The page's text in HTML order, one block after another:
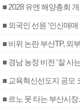
■ 2028 유엔 해양총회
■ 외국인 선원 ‘인신매
■ 비위 논란 부산TP, 외
■ 경남 농정 비전 ‘잘 사
■ 교육혁신선도지 공모
■ 르노 못 타는 부산시